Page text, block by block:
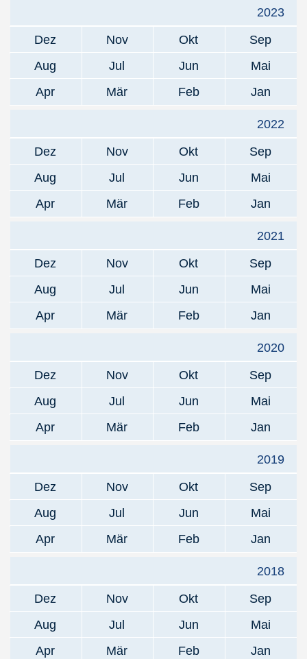
2023
Dez
Nov Okt
Sep
Aug
Jul Jun
Mai
Apr
Mär Feb Jan
2022
Dez
Nov Okt
Sep
Aug
Jul Jun
Mai
Apr
Mär Feb Jan
2021
Dez
Nov Okt
Sep
Aug
Jul Jun
Mai
Apr
Mär Feb Jan
2020
Dez
Nov Okt
Sep
Aug
Jul Jun
Mai
Apr
Mär Feb Jan
2019
Dez
Nov Okt
Sep
Aug
Jul Jun
Mai
Apr
Mär Feb Jan
2018
Dez
Nov Okt
Sep
Aug
Jul Jun
Mai
Apr
Mär Feb Jan